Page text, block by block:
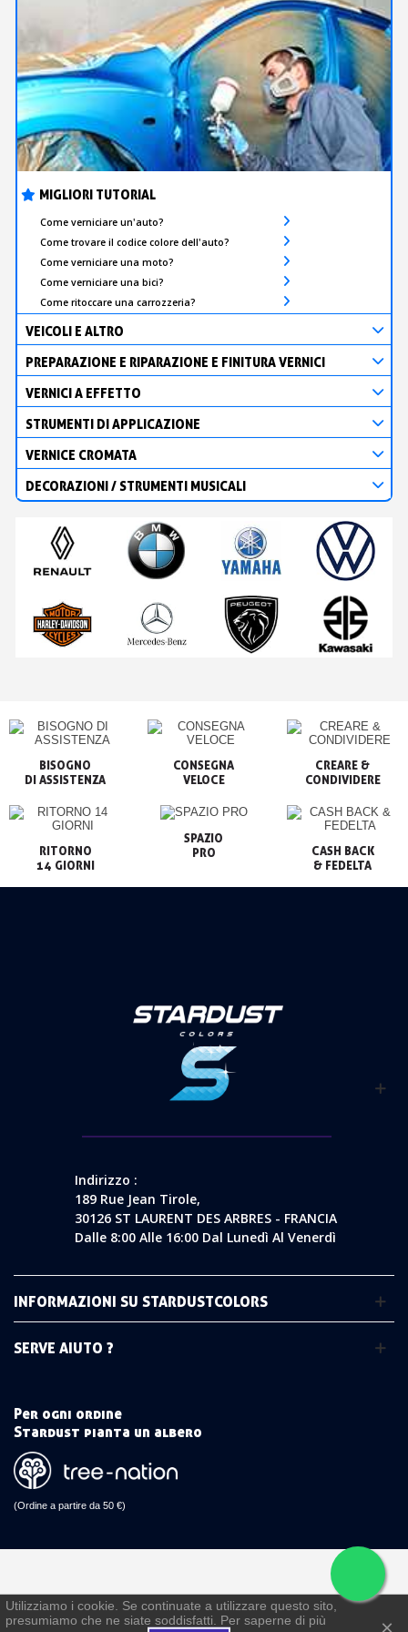
MIGLIORI TUTORIAL
Come verniciare un'auto?
Come trovare il codice colore dell'auto?
Come verniciare una moto?
Come verniciare una bici?
Come ritoccare una carrozzeria?
VEICOLI E ALTRO
PREPARAZIONE E RIPARAZIONE E FINITURA VERNICI
VERNICI A EFFETTO
STRUMENTI DI APPLICAZIONE
VERNICE CROMATA
DECORAZIONI / STRUMENTI MUSICALI
BISOGNO
CONSEGNA
VELOCE
CREARE &
CONDIVIDERE
RITORNO
14 GIORNI
SPAZIO
PRO
CASH BACK
& FEDELTA
Indirizzo :
189 Rue Jean Tirole,
30126 ST LAURENT DES ARBRES - FRANCIA
Dalle 8:00 Alle 16:00 Dal Lunedì Al Venerdì
INFORMAZIONI SU STARDUSTCOLORS
SERVE AIUTO ?
Per ogni ordine
Stardust pianta un albero
(Ordine a partire da 50 €)
Utilizziamo i cookie. Se continuate a utilizzare questo sito,
presumiamo che ne siate soddisfatti. Per saperne di più